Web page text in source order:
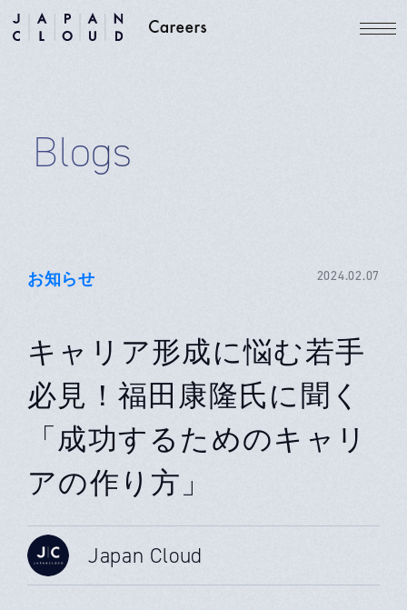
Blogs
お知らせ 2024.02.07
キャリア形成に悩む若手
必見！福田康隆氏に聞く
「成功するためのキャリ
アの作り方」
Japan Cloud